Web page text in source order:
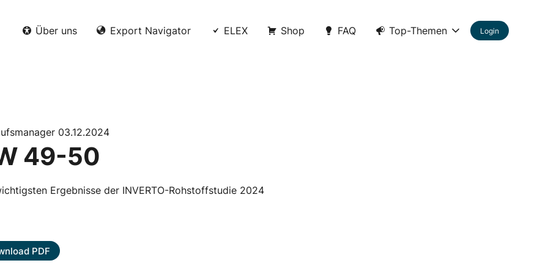
Über uns Export Navigator ELEX Shop FAQ Top-Themen Login
03.12.2024
49-50
Ergebnisse der INVERTO-Rohstoffstudie 2024
PDF